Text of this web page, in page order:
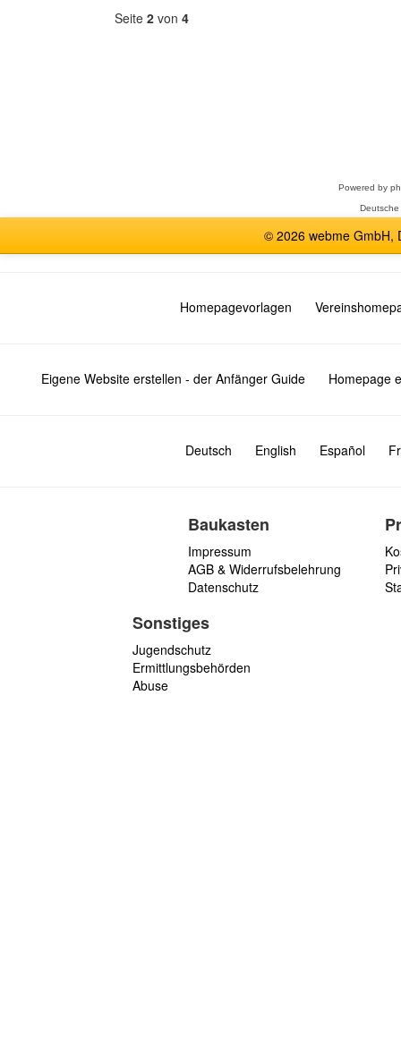
Seite 2 von 4
Powered by
© 2026 webme GmbH,
Homepagevorlagen
Eigene Website erstellen - der Anfänger Guide Homepage
Deutsch English Español
Baukasten
Impressum
AGB & Widerrufsbelehrung
Datenschutz
Sonstiges
Jugendschutz
Ermittlungsbehörden
Abuse